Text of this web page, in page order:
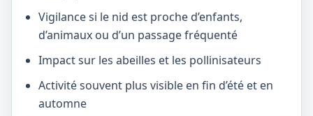
Vigilance si le nid est proche d’enfants,
d’animaux ou d’un passage fréquenté
Impact sur les abeilles et les pollinisateurs
Activité souvent plus visible en fin d’été et en
automne